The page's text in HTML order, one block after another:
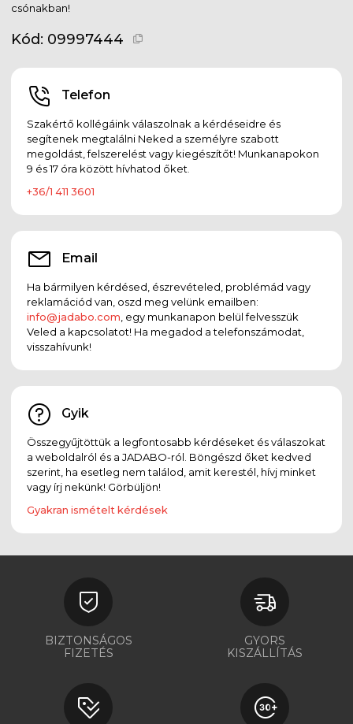
csónakban!
Kód: 09997444
Telefon
Szakértő kollégáink válaszolnak a kérdéseidre és
segítenek megtalálni Neked a személyre szabott
megoldást, felszerelést vagy kiegészítőt! Munkanapokon
9 és 17 óra között hívhatod őket.
+36/1 411 3601
Email
Ha bármilyen kérdésed, észrevételed, problémád vagy
reklamációd van, oszd meg velünk emailben:
info@jadabo.com , egy munkanapon belül felvesszük
Veled a kapcsolatot! Ha megadod a telefonszámodat,
visszahívunk!
Gyik
Összegyűjtöttük a legfontosabb kérdéseket és válaszokat
a weboldalról és a JADABO-ról. Böngészd őket kedved
szerint, ha esetleg nem találod, amit kerestél, hívj minket
vagy írj nekünk! Görbüljön!
Gyakran ismételt kérdések
BIZTONSÁGOS
FIZETÉS
GYORS
KISZÁLLÍTÁS